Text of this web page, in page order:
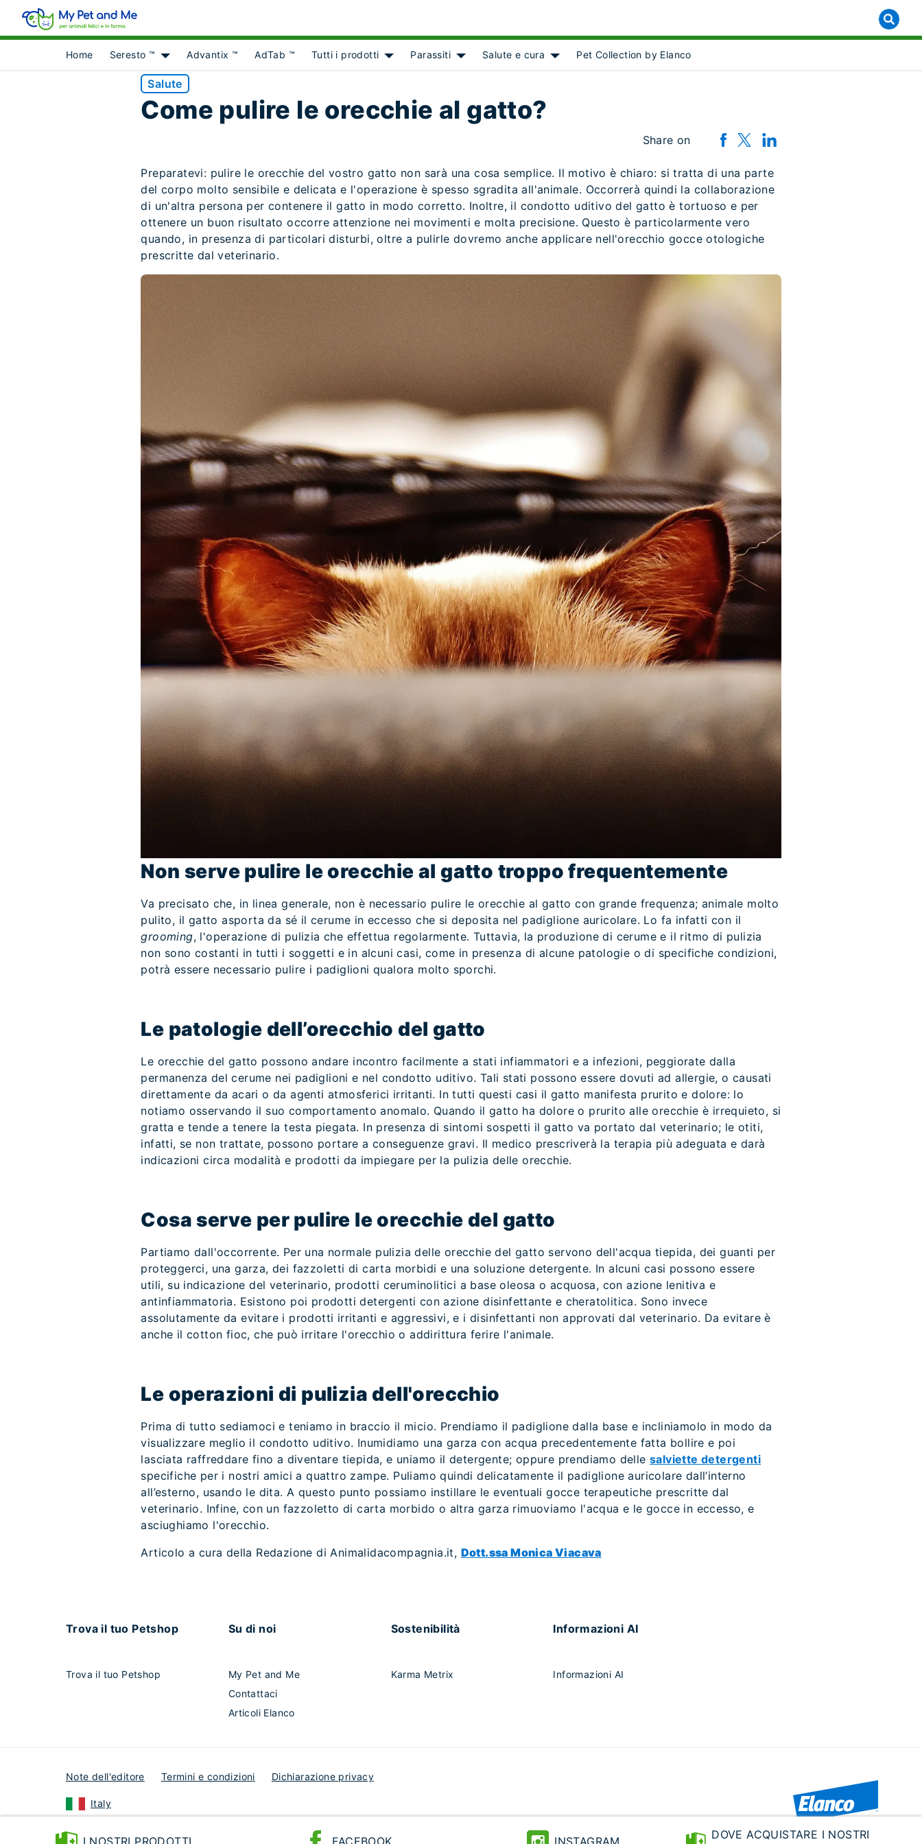
Home
Seresto ™
Advantix ™ AdTab ™
Tutti i prodotti
Parassiti
Salute e cura
Show submenu for [object Object]
Pet Collection by Elanco
Salute
Come pulire le orecchie al gatto?
Share on
Preparatevi: pulire le orecchie del vostro gatto non sarà una cosa semplice. Il motivo è chiaro: si tratta di una parte
del corpo molto sensibile e delicata e l'operazione è spesso sgradita all'animale. Occorrerà quindi la collaborazione
di un'altra persona per contenere il gatto in modo corretto. Inoltre, il condotto uditivo del gatto è tortuoso e per
ottenere un buon risultato occorre attenzione nei movimenti e molta precisione. Questo è particolarmente vero
quando, in presenza di particolari disturbi, oltre a pulirle dovremo anche applicare nell'orecchio gocce otologiche
prescritte dal veterinario.
Non serve pulire le orecchie al gatto troppo frequentemente
Va precisato che, in linea generale, non è necessario pulire le orecchie al gatto con grande frequenza; animale molto
pulito, il gatto asporta da sé il cerume in eccesso che si deposita nel padiglione auricolare. Lo fa infatti con il
grooming, l'operazione di pulizia che effettua regolarmente. Tuttavia, la produzione di cerume e il ritmo di pulizia
non sono costanti in tutti i soggetti e in alcuni casi, come in presenza di alcune patologie o di specifiche condizioni,
potrà essere necessario pulire i padiglioni qualora molto sporchi.
Le patologie dell’orecchio del gatto
Le orecchie del gatto possono andare incontro facilmente a stati infiammatori e a infezioni, peggiorate dalla
permanenza del cerume nei padiglioni e nel condotto uditivo. Tali stati possono essere dovuti ad allergie, o causati
direttamente da acari o da agenti atmosferici irritanti. In tutti questi casi il gatto manifesta prurito e dolore: lo
notiamo osservando il suo comportamento anomalo. Quando il gatto ha dolore o prurito alle orecchie è irrequieto, si
gratta e tende a tenere la testa piegata. In presenza di sintomi sospetti il gatto va portato dal veterinario; le otiti,
infatti, se non trattate, possono portare a conseguenze gravi. Il medico prescriverà la terapia più adeguata e darà
indicazioni circa modalità e prodotti da impiegare per la pulizia delle orecchie.
Cosa serve per pulire le orecchie del gatto
Partiamo dall'occorrente. Per una normale pulizia delle orecchie del gatto servono dell'acqua tiepida, dei guanti per
proteggerci, una garza, dei fazzoletti di carta morbidi e una soluzione detergente. In alcuni casi possono essere
utili, su indicazione del veterinario, prodotti ceruminolitici a base oleosa o acquosa, con azione lenitiva e
antinfiammatoria. Esistono poi prodotti detergenti con azione disinfettante e cheratolitica. Sono invece
assolutamente da evitare i prodotti irritanti e aggressivi, e i disinfettanti non approvati dal veterinario. Da evitare è
anche il cotton fioc, che può irritare l'orecchio o addirittura ferire l'animale.
Le operazioni di pulizia dell'orecchio
Prima di tutto sediamoci e teniamo in braccio il micio. Prendiamo il padiglione dalla base e incliniamolo in modo da
visualizzare meglio il condotto uditivo. Inumidiamo una garza con acqua precedentemente fatta bollire e poi
lasciata raffreddare fino a diventare tiepida, e uniamo il detergente; oppure prendiamo dellesalviette detergenti
specifiche per i nostri amici a quattro zampe. Puliamo quindi delicatamente il padiglione auricolare dall’interno
all’esterno, usando le dita. A questo punto possiamo instillare le eventuali gocce terapeutiche prescritte dal
veterinario. Infine, con un fazzoletto di carta morbido o altra garza rimuoviamo l'acqua e le gocce in eccesso, e
asciughiamo l'orecchio.
Articolo a cura della Redazione di Animalidacompagnia.it, Dott.ssa Monica Viacava
Trova il tuo Petshop
Trova il tuo Petshop
Su di noi
My Pet and Me
Contattaci
Articoli Elanco
Sostenibilità
Karma Metrix
Informazioni AI
Informazioni AI
Note dell'editore Termini e condizioni Dichiarazione privacy
Italy
© 2024 Elanco or its affiliates
I NOSTRI PRODOTTI FACEBOOK INSTAGRAM
DOVE ACQUISTARE I NOSTRI